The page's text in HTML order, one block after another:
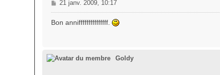
M
e
e
21 janv. 2009, 10:17
Bon annifffffffffffffff.
Goldy